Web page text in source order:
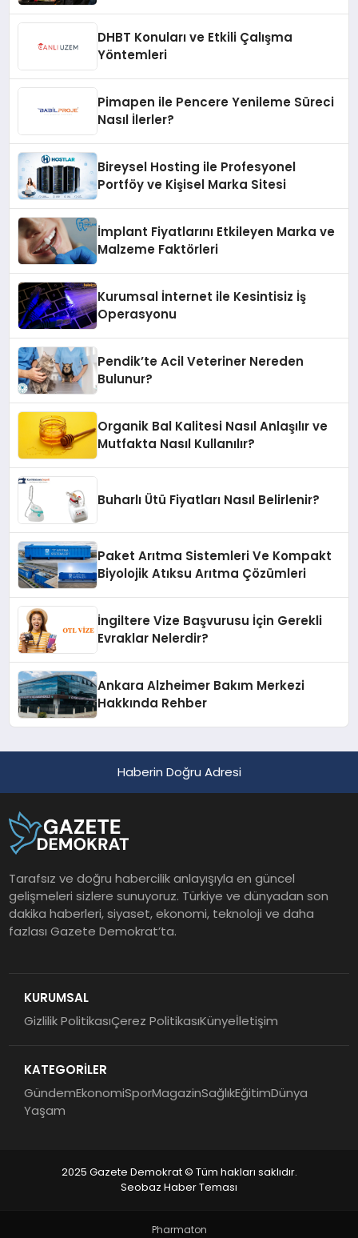
DHBT Konuları ve Etkili Çalışma
Yöntemleri
Pimapen ile Pencere Yenileme Süreci
Nasıl İlerler?
Bireysel Hosting ile Profesyonel
Portföy ve Kişisel Marka Sitesi
İmplant Fiyatlarını Etkileyen Marka ve
Malzeme Faktörleri
Kurumsal İnternet ile Kesintisiz İş
Operasyonu
Pendik’te Acil Veteriner Nereden
Bulunur?
Organik Bal Kalitesi Nasıl Anlaşılır ve
Mutfakta Nasıl Kullanılır?
Buharlı Ütü Fiyatları Nasıl Belirlenir?
Paket Arıtma Sistemleri Ve Kompakt
Biyolojik Atıksu Arıtma Çözümleri
İngiltere Vize Başvurusu İçin Gerekli
Evraklar Nelerdir?
Ankara Alzheimer Bakım Merkezi
Hakkında Rehber
Haberin Doğru Adresi
Tarafsız ve doğru habercilik anlayışıyla en güncel
gelişmeleri sizlere sunuyoruz. Türkiye ve dünyadan son
dakika haberleri, siyaset, ekonomi, teknoloji ve daha
fazlası Gazete Demokrat’ta.
KURUMSAL
Gizlilik PolitikasıÇerez PolitikasıKünyeİletişim
KATEGORİLER
GündemEkonomiSporMagazinSağlıkEğitimDünya
Yaşam
2025 Gazete Demokrat © Tüm hakları saklıdır.
Seobaz Haber Teması
Pharmaton